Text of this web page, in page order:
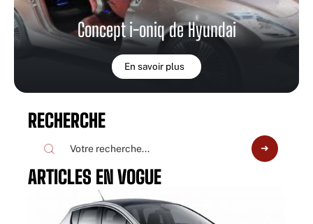
Concept i-oniq de Hyundai
En savoir plus
RECHERCHE
ARTICLES EN VOGUE